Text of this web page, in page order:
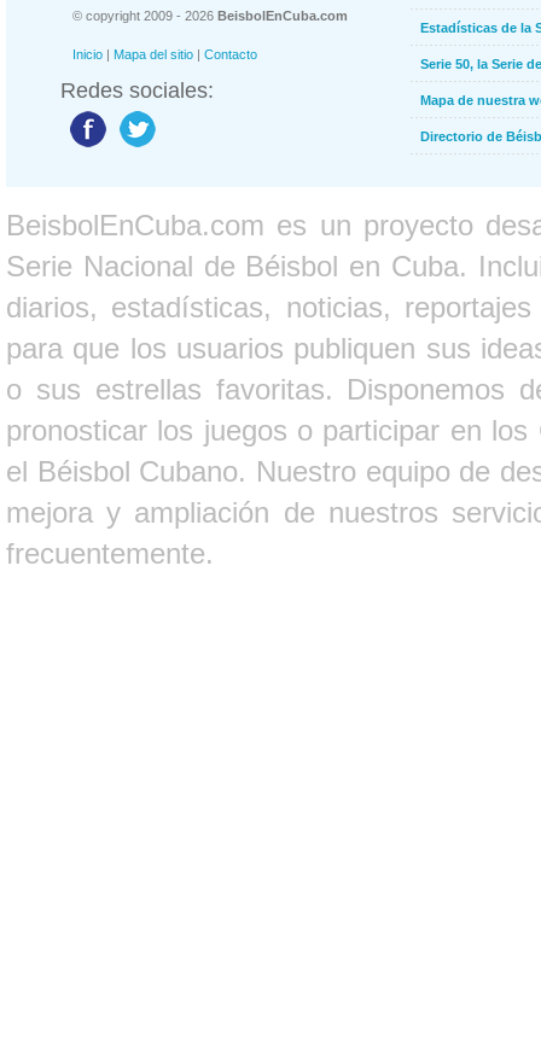
© copyright 2009 - 2026 BeisbolEnCuba.com
Inicio | Mapa del sitio | Contacto
Redes sociales:
Estadísticas de la
Serie 50, la Serie
Mapa de nuestra
Directorio de
BeisbolEnCuba.com es un proyecto
Serie Nacional de Béisbol en Cuba.
diarios, estadísticas, noticias,
para que los usuarios publiquen sus
o sus estrellas favoritas. Disponemos
pronosticar los juegos o participar en
el Béisbol Cubano. Nuestro equipo de
mejora y ampliación de nuestros
frecuentemente.